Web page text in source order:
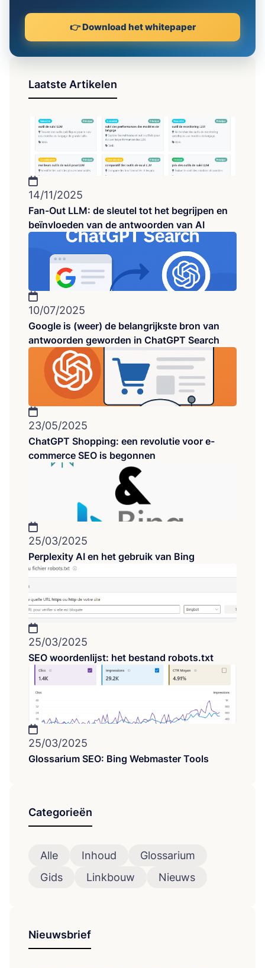
👉 Download het whitepaper
Laatste Artikelen
14/11/2025
Fan-Out LLM: de sleutel tot het begrijpen en
beïnvloeden van de antwoorden van AI
10/07/2025
Google is (weer) de belangrijkste bron van
antwoorden geworden in ChatGPT Search
23/05/2025
ChatGPT Shopping: een revolutie voor e-
commerce SEO is begonnen
25/03/2025
Perplexity AI en het gebruik van Bing
25/03/2025
SEO woordenlijst: het bestand robots.txt
25/03/2025
Glossarium SEO: Bing Webmaster Tools
Categorieën
Alle Inhoud
Glossarium
Gids
Linkbouw Nieuws
Nieuwsbrief